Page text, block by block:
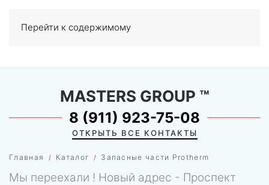
Перейти к содержимому
0
Главная Каталог Запасные части Protherm
MASTERS GROUP ™
8 (911) 923-75-08
ОТКРЫТЬ ВСЕ КОНТАКТЫ
Мы переехали ! Новый адрес - Проспект